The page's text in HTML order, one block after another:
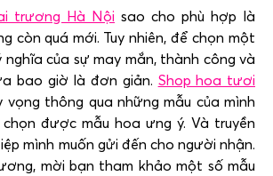
trương Hà Nội sao cho phù hợp là
còn quá mới. Tuy nhiên, để chọn một
nghĩa của sự may mắn, thành công và
bao giờ là đơn giản. Shop hoa tươi
vọng thông qua những mẫu của mình
được mẫu hoa ưng ý. Và truyền
mình muốn gửi đến cho người nhận.
mời bạn tham khảo một số mẫu